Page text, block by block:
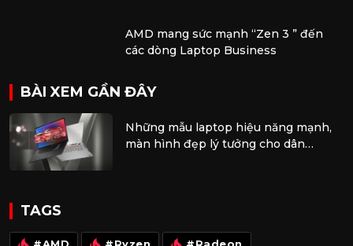
AMD mang sức mạnh “Zen 3 ” đến
các dòng Laptop Business
BÀI XEM GẦN ĐÂY
Những mẫu laptop hiệu năng mạnh,
màn hình đẹp lý tưởng cho dân
TAGS